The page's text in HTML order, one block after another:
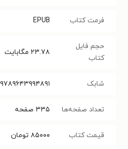
فرمت کتاب EPUB
حجم فایل
کتاب
۲۳.۷۸ مگابایت
شابک ۹۷۸۹۶۴۳۹۹۴۸۹۱
تعداد صفحه‌ها ۳۳۵ صفحه
قیمت کتاب ۸۵۰۰۰ تومان